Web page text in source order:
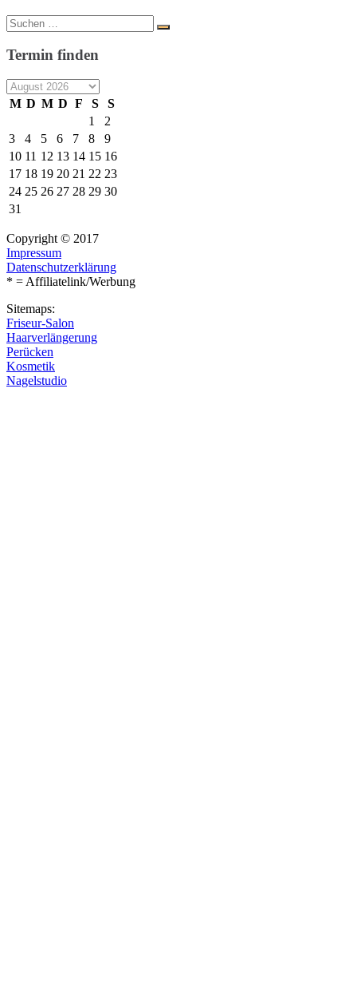
Suche
nach:
Suchen
Termin finden
M D M D F S
S
1
2
3
4 5 6 7 8
9
10 11 12 13 14 15 16
17 18 19 20 21 22 23
24 25 26 27 28 29 30
31
Copyright © 2017
Impressum
Datenschutzerklärung
* = Affiliatelink/Werbung
Sitemaps:
Friseur-Salon
Haarverlängerung
Perücken
Kosmetik
Nagelstudio